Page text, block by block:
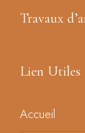
Travaux
Lien Utiles
Accueil